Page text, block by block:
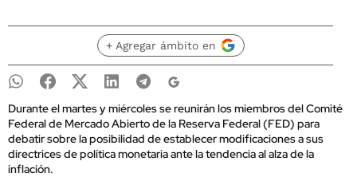
+ Agregar ámbito en
Durante el martes y miércoles se reunirán los miembros del Comité
Federal de Mercado Abierto de la Reserva Federal (FED) para
debatir sobre la posibilidad de establecer modificaciones a sus
directrices de política monetaria ante la tendencia al alza de la
inflación.